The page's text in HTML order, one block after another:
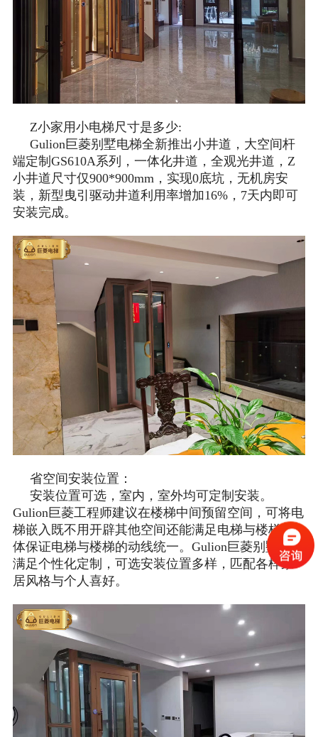
Z小家用小电梯尺寸是多少:
Gulion巨菱别墅电梯全新推出小井道，大空间杆
端定制GS610A系列，一体化井道，全观光井道，Z
小井道尺寸仅900*900mm，实现0底坑，无机房安
装，新型曳引驱动井道利用率增加16%，7天内即可
安装完成。
省空间安装位置：
安装位置可选，室内，室外均可定制安装。
Gulion巨菱工程师建议在楼梯中间预留空间，可将电
梯嵌入既不用开辟其他空间还能满足电梯与楼梯一
体保证电梯与楼梯的动线统一。Gulion巨菱别墅电梯
满足个性化定制，可选安装位置多样，匹配各样家
居风格与个人喜好。